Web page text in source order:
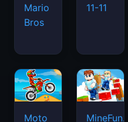
Mario
Bros
11-11
Moto
MineFun.io